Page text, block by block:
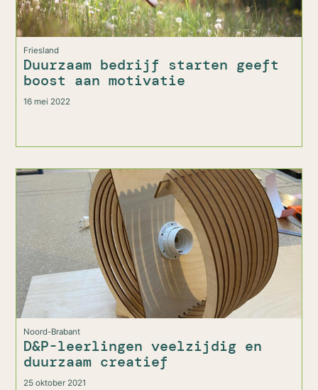
Friesland
Duurzaam bedrijf starten geeft
boost aan motivatie
16 mei 2022
Noord-Brabant
D&P-leerlingen veelzijdig en
duurzaam creatief
25 oktober 2021